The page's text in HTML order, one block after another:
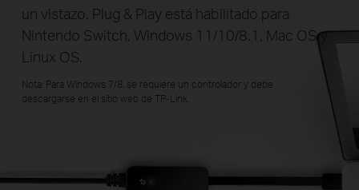
un vistazo. Plug & Play está habilitado para
Nintendo Switch, Windows 11/10/8.1, Mac OS y
Linux OS.
Nota: Para Windows 7/8, se requiere un controlador y debe
descargarse en el sitio web de TP-Link.